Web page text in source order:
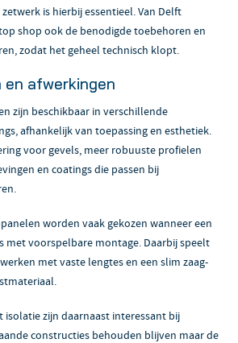
is hierbij essentieel. Van Delft
shop ook de benodigde toebehoren en
zodat het geheel technisch klopt.
en afwerkingen
zijn beschikbaar in verschillende
afhankelijk van toepassing en esthetiek.
voor gevels, meer robuuste profielen
en coatings die passen bij
worden vaak gekozen wanneer een
met voorspelbare montage. Daarbij speelt
met vaste lengtes en een slim zaag-
isolatie zijn daarnaast interessant bij
constructies behouden blijven maar de